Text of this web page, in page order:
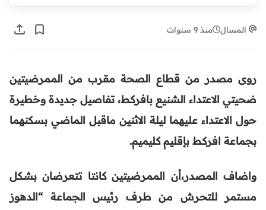
المسال منذ 9 سنوات
روى مصدر من قطاع الصحة مقرب من الممرضيتين
ضحيتي الاعتداء الشنيع بافركط، تفاصيل جديدة وخطيرة
حول الاعتداء عليهما ليلة الاثنين ماقبل الماضي بسكنهما
بجماعة افركط بإقليم كليميم.
واضاف المصدر،أن الممرضيتين كانتا تتعرضان بشكل
مستمر للتحرش من طرف رئيس الجماعة “الدهوز